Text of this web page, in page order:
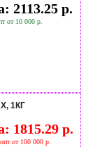
2113.25 р.
от 10 000 р.
1КГ
1815.29 р.
от 100 000 р.